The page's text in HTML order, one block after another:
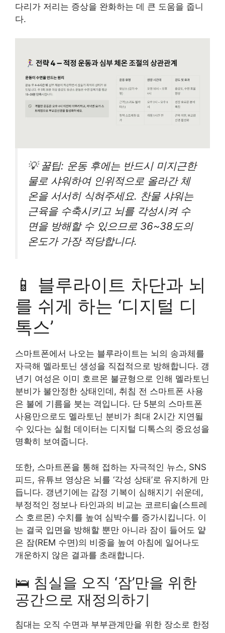
다리가 저리는 증상을 완화하는 데 큰 도움을 줍니
다.
💡 꿀팁: 운동 후에는 반드시 미지근한
물로 샤워하여 인위적으로 올라간 체
온을 서서히 식혀주세요. 찬물 샤워는
근육을 수축시키고 뇌를 각성시켜 수
면을 방해할 수 있으므로 36~38도의
온도가 가장 적당합니다.
📱 블루라이트 차단과 뇌
를 쉬게 하는 ‘디지털 디
톡스’
스마트폰에서 나오는 블루라이트는 뇌의 송과체를
자극해 멜라토닌 생성을 직접적으로 방해합니다. 갱
년기 여성은 이미 호르몬 불균형으로 인해 멜라토닌
분비가 불안정한 상태인데, 취침 전 스마트폰 사용
은 불에 기름을 붓는 격입니다. 단 5분의 스마트폰
사용만으로도 멜라토닌 분비가 최대 2시간 지연될
수 있다는 실험 데이터는 디지털 디톡스의 중요성을
명확히 보여줍니다.
또한, 스마트폰을 통해 접하는 자극적인 뉴스, SNS
피드, 유튜브 영상은 뇌를 ‘각성 상태’로 유지하게 만
듭니다. 갱년기에는 감정 기복이 심해지기 쉬운데,
부정적인 정보나 타인과의 비교는 코르티솔(스트레
스 호르몬) 수치를 높여 심박수를 증가시킵니다. 이
는 결국 입면을 방해할 뿐만 아니라 잠이 들어도 얕
은 잠(REM 수면)의 비중을 높여 아침에 일어나도
개운하지 않은 결과를 초래합니다.
🛌 침실을 오직 ‘잠’만을 위한
공간으로 재정의하기
침대는 오직 수면과 부부관계만을 위한 장소로 한정